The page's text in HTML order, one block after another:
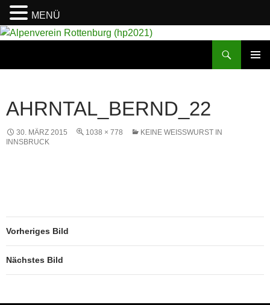
AHRNTAL_BERND_22
30. MÄRZ 2015 1038 × 778
KEINE WEISSWURST IN I
NNSBRUCK
Vorheriges Bild
Nächstes Bild
MENÜ